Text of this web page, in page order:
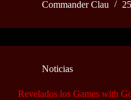
Commander Clau
Noticias
Revelados los Games with